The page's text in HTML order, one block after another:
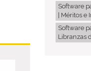
Software
| Méritos
Software
Libranzas